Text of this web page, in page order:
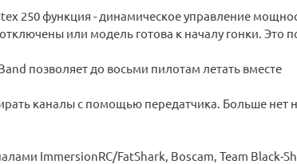
250 функция - динамическое управление
или модель готова к началу гонки. Это
позволяет до восьми пилотам летать вместе
каналы с помощью передатчика. Больше
ImmersionRC/FatShark, Boscam, Team Black-